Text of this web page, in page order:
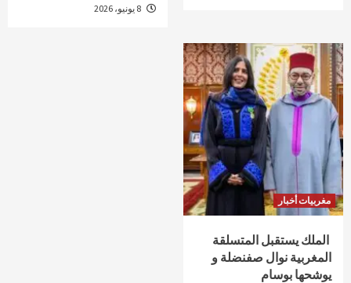
مغربيات أخبار
الملك يستقبل المتسلقة
المغربية نوال صفنضلة و
يوشحها بوسام